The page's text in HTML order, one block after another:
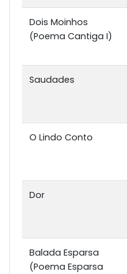
Dois Moinhos
(Poema Cantiga I)
Saudades
O Lindo Conto
Dor
Balada Esparsa
(Poema Esparsa